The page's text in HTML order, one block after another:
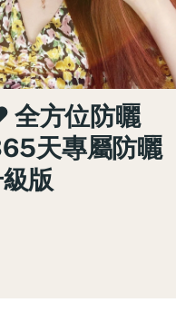
全方位防曬
天專屬防曬
版